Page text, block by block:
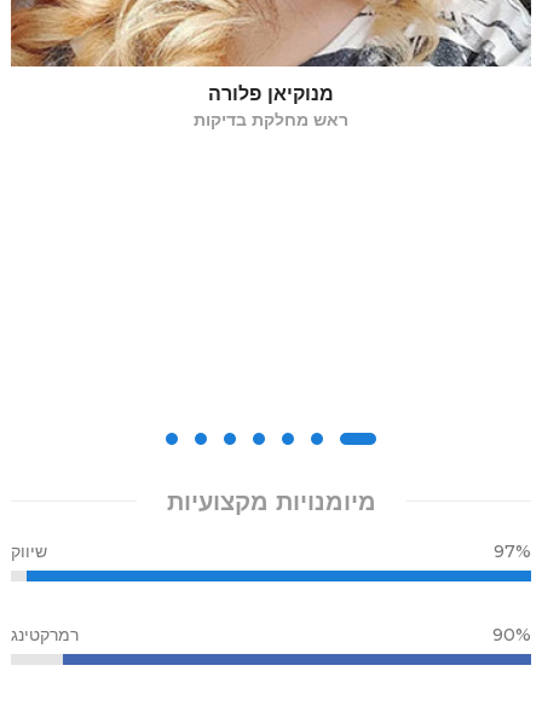
אסריאן ארתור
ראש מחלקת תכנות
מיומנויות מקצועיות
שיווק 97%
רמרקטינג 90%